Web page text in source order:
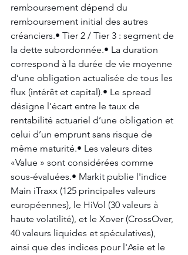
remboursement dépend du
remboursement initial des autres
créanciers.• Tier 2 / Tier 3 : segment de
la dette subordonnée.• La duration
correspond à la durée de vie moyenne
d’une obligation actualisée de tous les
flux (intérêt et capital).• Le spread
désigne l’écart entre le taux de
rentabilité actuariel d’une obligation et
celui d’un emprunt sans risque de
même maturité.• Les valeurs dites
«Value » sont considérées comme
sous-évaluées.• Markit publie l'indice
Main iTraxx (125 principales valeurs
européennes), le HiVol (30 valeurs à
haute volatilité), et le Xover (CrossOver,
40 valeurs liquides et spéculatives),
ainsi que des indices pour l'Asie et le